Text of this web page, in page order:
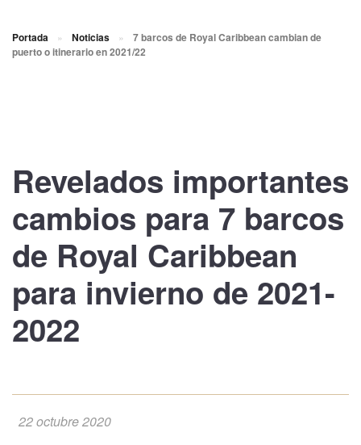
Portada » Noticias »
7 barcos de Royal Caribbean cambian de
puerto o itinerario en 2021/22
Revelados importantes
cambios para 7 barcos
de Royal Caribbean
para invierno de 2021-
2022
22 octubre 2020